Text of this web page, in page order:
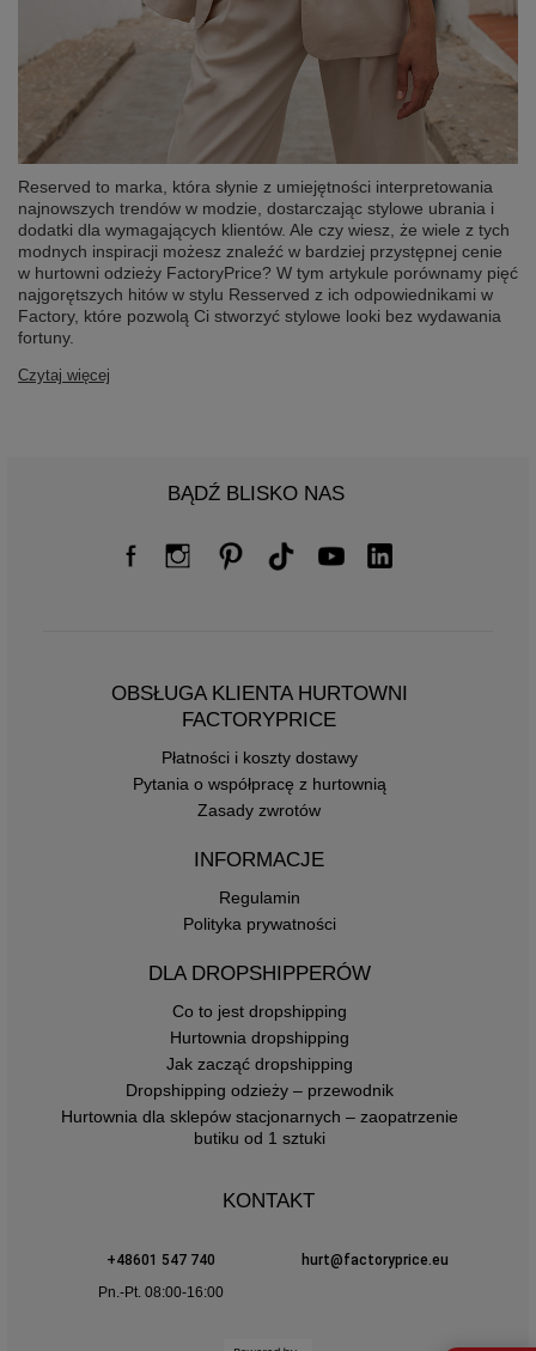
Reserved to marka, która słynie z umiejętności interpretowania
najnowszych trendów w modzie, dostarczając stylowe ubrania i
dodatki dla wymagających klientów. Ale czy wiesz, że wiele z tych
modnych inspiracji możesz znaleźć w bardziej przystępnej cenie
w hurtowni odzieży FactoryPrice? W tym artykule porównamy pięć
najgorętszych hitów w stylu Resserved z ich odpowiednikami w
Factory, które pozwolą Ci stworzyć stylowe looki bez wydawania
fortuny.
Czytaj więcej
BĄDŹ BLISKO NAS
OBSŁUGA KLIENTA HURTOWNI
FACTORYPRICE
Płatności i koszty dostawy
Pytania o współpracę z hurtownią
Zasady zwrotów
INFORMACJE
Regulamin
Polityka prywatności
DLA DROPSHIPPERÓW
Co to jest dropshipping
Hurtownia dropshipping
Jak zacząć dropshipping
Dropshipping odzieży – przewodnik
Hurtownia dla sklepów stacjonarnych – zaopatrzenie
butiku od 1 sztuki
KONTAKT
+48601 547 740
hurt@factoryprice.eu
Pn.-Pt. 08:00-16:00